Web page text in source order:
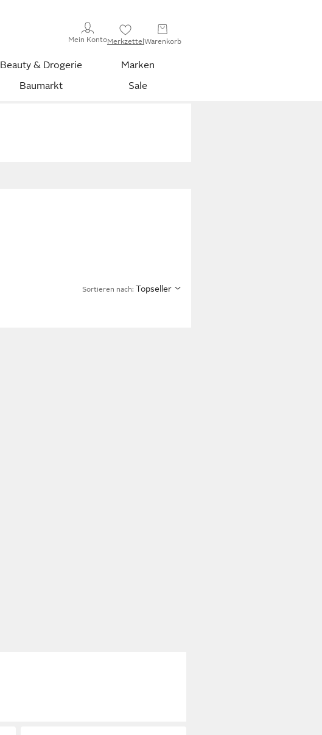
Mein KontoMerkzettelWarenkorb
Beauty & Drogerie
Marken
Baumarkt Sale
Sortieren nach: Topseller